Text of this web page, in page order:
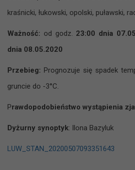
kraśnicki, łukowski, opolski, puławski,
Ważność: od godz. 23:00 dnia
dnia 08.05.2020
Przebieg: Prognozuje się spadek
gruncie do -3°C.
Prawdopodobieństwo wystąpienia
Dyżurny synoptyk: Ilona Bazyluk
LUW_STAN_20200507093351643